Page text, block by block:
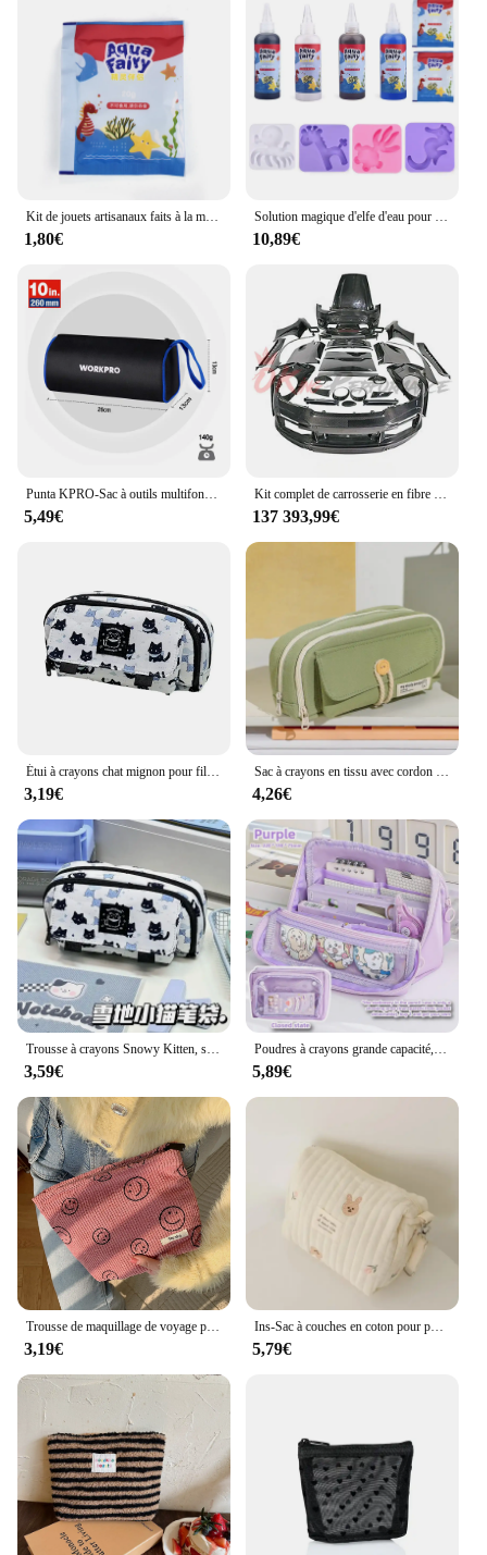
Kit de jouets artisanaux faits à la main pour enfants, elfe d'eau nickel able, compagnon de moule océanique 3D, ensemble de jouets de gel Aqua, bricolage, 100ml
1,80€
Solution magique d'elfe d'eau pour enfants, compagnon de moule océanique, ensemble de jouets Aqua DegradGel, cadeau artisanal pour enfants
10,89€
Punta KPRO-Sac à outils multifonctionnel, kit d'électricien, sac de rangement d'outils de maintenance, kit de réparation, sac d'organisation, 12 pouces
5,49€
Kit complet de carrosserie en fibre de carbone sèche, kit de tambours, Porsche 911, 992, Carrera S, 2019-2023
137 393,99€
Étui à crayons chat mignon pour fille, boîte de poudres à stylo double couche, sacs à crayons chaton Kawaii multifonctionnels, fournitures scolaires de papeterie
3,19€
Sac à crayons en tissu avec cordon en coton, sac à boutons, fournitures scolaires, sac de rangement de grande capacité, étui à stylos bricolage pour enfants, mignon, étudiant
4,26€
Trousse à crayons Snowy Kitten, sac à crayons étudiant, imprimé multifonctionnel, double couche, haute esthétique, grande capacité, blanc
3,59€
Poudres à crayons grande capacité, 9 couches, poignées double face amovibles, Poudres réversibles pour étudiants, Sac de rangement multifonctionnel, Nouveau
5,89€
Trousse de maquillage de voyage pour femme, trousse de toilette mignonne, trousse à pinceaux de maquillage, sacs à cosmétiques, sacs à main à fermeture éclair
3,19€
Ins-Sac à couches en coton pour poussette, sacoche pour articles de bébé, caddie, sacoche à fermeture éclair, trousse de maquillage pour femmes et enfants
5,79€